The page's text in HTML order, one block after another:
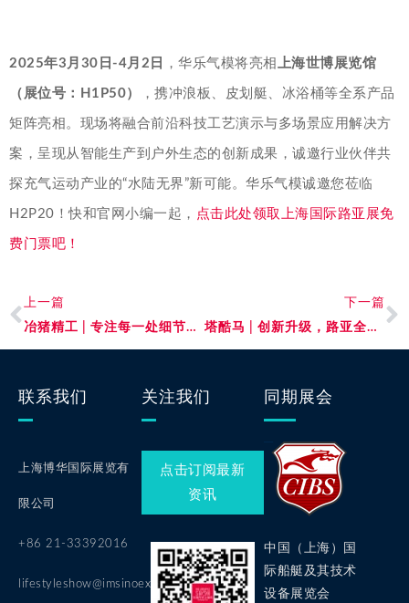
2025年3月30日-4月2日 ，华乐气模将亮相 上海世博展览馆
（展位号：H1P50） ，携冲浪板、皮划艇、冰浴桶等全系产品
矩阵亮相。现场将融合前沿科技工艺演示与多场景应用解决方
案，呈现从智能生产到户外生态的创新成果，诚邀行业伙伴共
探充气运动产业的“水陆无界”新可能。华乐气模诚邀您莅临
H2P20！快和官网小编一起， 点击此处领取上海国际路亚展免
费门票吧！
上一篇
冶猪精工 | 专注每一处细节，成就每一次上鱼！
下一篇
塔酷马 | 创新升级，路亚全场景轻松驾驭！
联系我们
上海博华国际展览有
限公司
+86 21-33392016
lifestyleshow@imsinoexpo.com
关注我们
点击订阅最新
资讯
同期展会
中国（上海）国
际船艇及其技术
设备展览会